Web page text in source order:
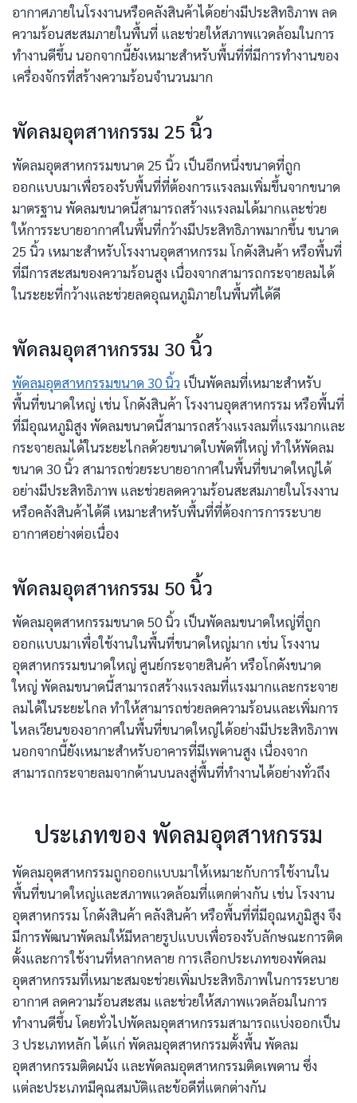
อากาศภายในโรงงานหรือคลังสินค้าได้อย่างมีประสิทธิภาพ ลด
ความร้อนสะสมภายในพื้นที่ และช่วยให้สภาพแวดล้อมในการ
ทำงานดีขึ้น นอกจากนี้ยังเหมาะสำหรับพื้นที่ที่มีการทำงานของ
เครื่องจักรที่สร้างความร้อนจำนวนมาก
พัดลมอุตสาหกรรม 25 นิ้ว
พัดลมอุตสาหกรรมขนาด 25 นิ้ว เป็นอีกหนึ่งขนาดที่ถูก
ออกแบบมาเพื่อรองรับพื้นที่ที่ต้องการแรงลมเพิ่มขึ้นจากขนาด
มาตรฐาน พัดลมขนาดนี้สามารถสร้างแรงลมได้มากและช่วย
ให้การระบายอากาศในพื้นที่กว้างมีประสิทธิภาพมากขึ้น ขนาด
25 นิ้ว เหมาะสำหรับโรงงานอุตสาหกรรม โกดังสินค้า หรือพื้นที่
ที่มีการสะสมของความร้อนสูง เนื่องจากสามารถกระจายลมได้
ในระยะที่กว้างและช่วยลดอุณหภูมิภายในพื้นที่ได้ดี
พัดลมอุตสาหกรรม 30 นิ้ว
พัดลมอุตสาหกรรมขนาด 30 นิ้ว เป็นพัดลมที่เหมาะสำหรับ
พื้นที่ขนาดใหญ่ เช่น โกดังสินค้า โรงงานอุตสาหกรรม หรือพื้นที่
ที่มีอุณหภูมิสูง พัดลมขนาดนี้สามารถสร้างแรงลมที่แรงมากและ
กระจายลมได้ในระยะไกลด้วยขนาดใบพัดที่ใหญ่ ทำให้พัดลม
ขนาด 30 นิ้ว สามารถช่วยระบายอากาศในพื้นที่ขนาดใหญ่ได้
อย่างมีประสิทธิภาพ และช่วยลดความร้อนสะสมภายในโรงงาน
หรือคลังสินค้าได้ดี เหมาะสำหรับพื้นที่ที่ต้องการการระบาย
อากาศอย่างต่อเนื่อง
พัดลมอุตสาหกรรม 50 นิ้ว
พัดลมอุตสาหกรรมขนาด 50 นิ้ว เป็นพัดลมขนาดใหญ่ที่ถูก
ออกแบบมาเพื่อใช้งานในพื้นที่ขนาดใหญ่มาก เช่น โรงงาน
อุตสาหกรรมขนาดใหญ่ ศูนย์กระจายสินค้า หรือโกดังขนาด
ใหญ่ พัดลมขนาดนี้สามารถสร้างแรงลมที่แรงมากและกระจาย
ลมได้ในระยะไกล ทำให้สามารถช่วยลดความร้อนและเพิ่มการ
ไหลเวียนของอากาศในพื้นที่ขนาดใหญ่ได้อย่างมีประสิทธิภาพ
นอกจากนี้ยังเหมาะสำหรับอาคารที่มีเพดานสูง เนื่องจาก
สามารถกระจายลมจากด้านบนลงสู่พื้นที่ทำงานได้อย่างทั่วถึง
ประเภทของ พัดลมอุตสาหกรรม
พัดลมอุตสาหกรรมถูกออกแบบมาให้เหมาะกับการใช้งานใน
พื้นที่ขนาดใหญ่และสภาพแวดล้อมที่แตกต่างกัน เช่น โรงงาน
อุตสาหกรรม โกดังสินค้า คลังสินค้า หรือพื้นที่ที่มีอุณหภูมิสูง จึง
มีการพัฒนาพัดลมให้มีหลายรูปแบบเพื่อรองรับลักษณะการติด
ตั้งและการใช้งานที่หลากหลาย การเลือกประเภทของพัดลม
อุตสาหกรรมที่เหมาะสมจะช่วยเพิ่มประสิทธิภาพในการระบาย
อากาศ ลดความร้อนสะสม และช่วยให้สภาพแวดล้อมในการ
ทำงานดีขึ้น โดยทั่วไปพัดลมอุตสาหกรรมสามารถแบ่งออกเป็น
3 ประเภทหลัก ได้แก่ พัดลมอุตสาหกรรมตั้งพื้น พัดลม
อุตสาหกรรมติดผนัง และพัดลมอุตสาหกรรมติดเพดาน ซึ่ง
แต่ละประเภทมีคุณสมบัติและข้อดีที่แตกต่างกัน